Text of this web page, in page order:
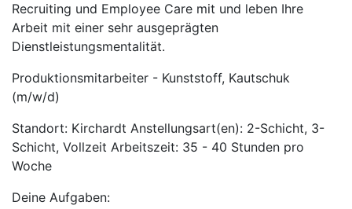
Recruiting und Employee Care mit und leben Ihre
Arbeit mit einer sehr ausgeprägten
Dienstleistungsmentalität.
Produktionsmitarbeiter - Kunststoff, Kautschuk
(m/w/d)
Standort: Kirchardt Anstellungsart(en): 2-Schicht, 3-
Schicht, Vollzeit Arbeitszeit: 35 - 40 Stunden pro
Woche
Deine Aufgaben: